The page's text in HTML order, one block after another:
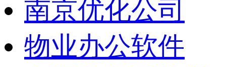
南京优化公司
物业办公软件